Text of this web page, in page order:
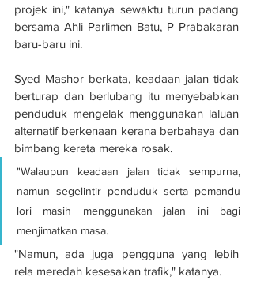
projek ini," katanya sewaktu turun padang
bersama Ahli Parlimen Batu, P Prabakaran
baru-baru ini.
Syed Mashor berkata, keadaan jalan tidak
berturap dan berlubang itu menyebabkan
penduduk mengelak menggunakan laluan
alternatif berkenaan kerana berbahaya dan
bimbang kereta mereka rosak.
"Walaupun keadaan jalan tidak sempurna,
namun segelintir penduduk serta pemandu
lori masih menggunakan jalan ini bagi
menjimatkan masa.
"Namun, ada juga pengguna yang lebih
rela meredah kesesakan trafik," katanya.